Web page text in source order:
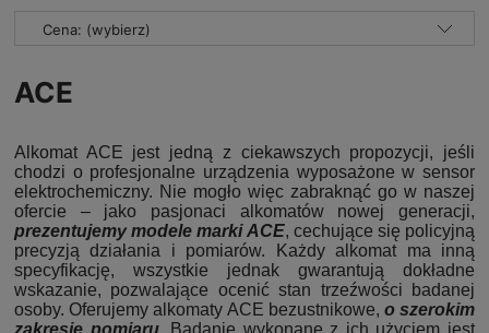
Cena: (wybierz)
ACE
Alkomat ACE jest jedną z ciekawszych propozycji, jeśli
chodzi o profesjonalne urządzenia wyposażone w sensor
elektrochemiczny. Nie mogło więc zabraknąć go w naszej
ofercie – jako pasjonaci alkomatów nowej generacji,
prezentujemy modele marki ACE, cechujące się policyjną
precyzją działania i pomiarów. Każdy alkomat ma inną
specyfikację, wszystkie jednak gwarantują dokładne
wskazanie, pozwalające ocenić stan trzeźwości badanej
osoby. Oferujemy alkomaty ACE bezustnikowe, o szerokim